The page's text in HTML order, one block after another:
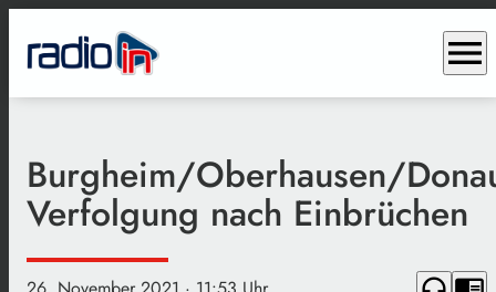
menu
Burgheim/Oberhausen/
Verfolgung nach Einbrüchen